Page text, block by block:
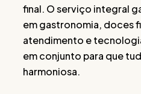
final. O serviço integral
em gastronomia, doces
atendimento e
em conjunto para que
harmoniosa.